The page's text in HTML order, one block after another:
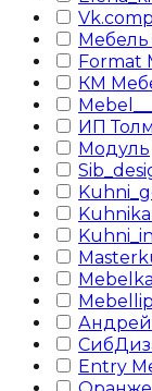
Мебель
Format
КМ
ИП
Модуль
Mebellip
Андрей
Entry